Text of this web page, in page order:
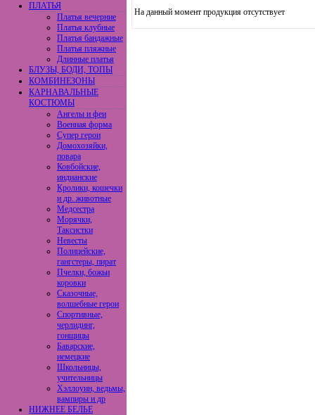
ПЛАТЬЯ
Платья вечерние
Платья клубные
Платья бандажные
Платья пляжные
Длинные платья
БЛУЗЫ, БОДИ, ТОПЫ
КОМБИНЕЗОНЫ
КАРНАВАЛЬНЫЕ
КОСТЮМЫ
Ангелы и феи
Военная форма
Супер герои
Домохозяйки,
повара
Ковбойские,
индианские
Кролики, кошечки
и др. животные
Медсестра
Морячки,
Таксистки
Невесты
Полицейские,
гангстеры, пират
Пчелки, божьи
коровки
Сказочные,
волшебные герои
Спортивные,
черлидинг,
гонщицы
Баварские,
немецкие
Школьницы,
учительницы
Хэллоуин, ведьмы,
вампиры и др
НИЖНЕЕ БЕЛЬЕ
На данный момент продукция отсутствует